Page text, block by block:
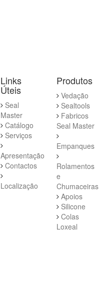
Links
Úteis
Seal
Master
Catálogo
Serviços
Apresentação
Contactos
Localização
Produtos
Vedação
Sealtools
Fabricos
Seal Master
Empanques
Rolamentos
e
Chumaceiras
Apoios
Silicone
Colas
Loxeal